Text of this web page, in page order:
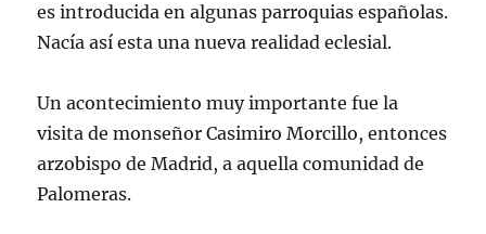
es introducida en algunas parroquias españolas.
Nacía así esta una nueva realidad eclesial.
Un acontecimiento muy importante fue la
visita de monseñor Casimiro Morcillo, entonces
arzobispo de Madrid, a aquella comunidad de
Palomeras.